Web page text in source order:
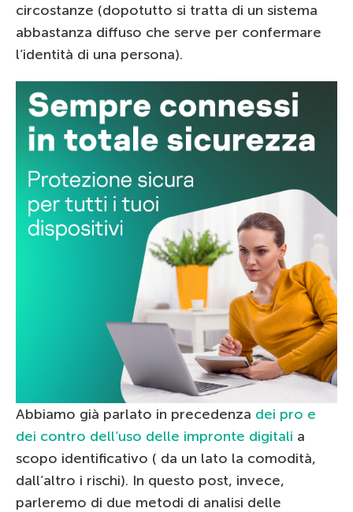
circostanze (dopotutto si tratta di un sistema
abbastanza diffuso che serve per confermare
l’identità di una persona).
Abbiamo già parlato in precedenza dei pro e
dei contro dell’uso delle impronte digitali a
scopo identificativo ( da un lato la comodità,
dall’altro i rischi). In questo post, invece,
parleremo di due metodi di analisi delle